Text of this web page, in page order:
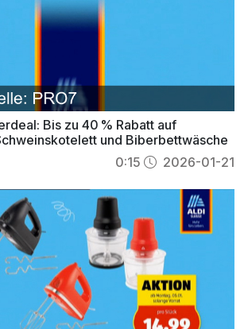
Bis zu 40 % Rabatt auf
und Biberbettwäsche
0:15 2026-01-21